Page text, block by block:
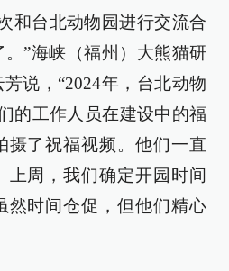
和台北动物园进行交流合
”海峡（福州）大熊猫研
说，“2024年，台北动物
的工作人员在建设中的福
摄了祝福视频。他们一直
上周，我们确定开园时间
然时间仓促，但他们精心